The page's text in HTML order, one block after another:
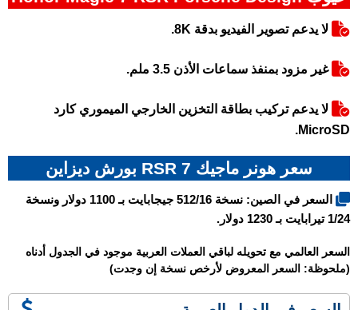
لا يدعم تصوير الفيديو بدقة 8K.
غير مزود بمنفذ سماعات الأذن 3.5 ملم.
لا يدعم تركيب بطاقة التخزين الخارجي الميموري كارد
MicroSD.
سعر هونر ماجيك 7 RSR بورش ديزاين
السعر في الصين: نسخة 512/16 جيجابايت بـ 1100 دولار ونسخة
1/24 تيرابايت بـ 1230 دولار.
السعر العالمي مع تحويله لباقي العملات العربية موجود في الجدول أدناه
(ملحوظة: السعر المعروض لأرخص نسخة إن وجدت)